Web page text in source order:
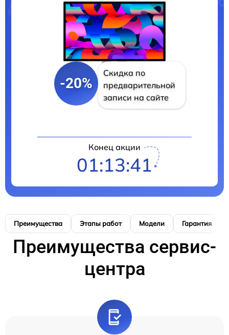
-20%
Скидка по
предварительной
записи на сайте
Конец акции
01:13:40
Преимущества Этапы работ Модели Гарантия
Преимущества сервис-
центра